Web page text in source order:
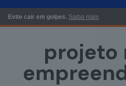
Evite cair em golpes. Saiba mais
projeto